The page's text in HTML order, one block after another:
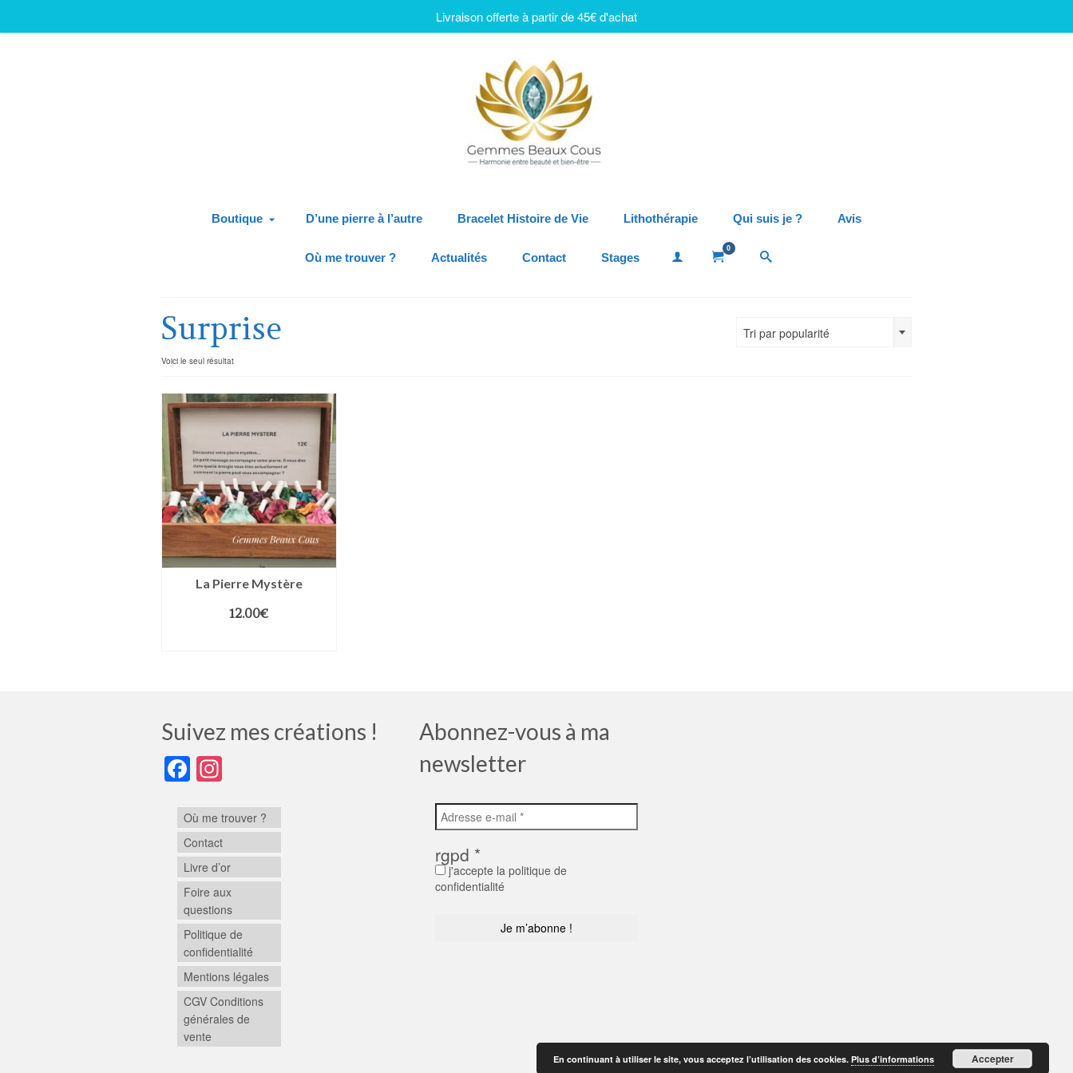
Boutique D’une pierre à l’autre Bracelet Histoire de Vie Lithothérapie Qui suis je ? Avis
Où me trouver ? Actualités Contact Stages
0
Surprise
Voici le seul résultat
Tri par popularité
La Pierre Mystère
12.00€
Suivez mes créations !
Facebook
Où me trouver ?
Contact
Livre d’or
Foire aux
questions
Politique de
confidentialité
Mentions légales
CGV Conditions
générales de
vente
Abonnez-vous à ma
newsletter
rgpd *
j'accepte la politique de
confidentialité
Livraison offerte à partir de 45€ d'achat
En continuant à utiliser le site, vous acceptez l’utilisation des cookies. Plus d’informations Accepter